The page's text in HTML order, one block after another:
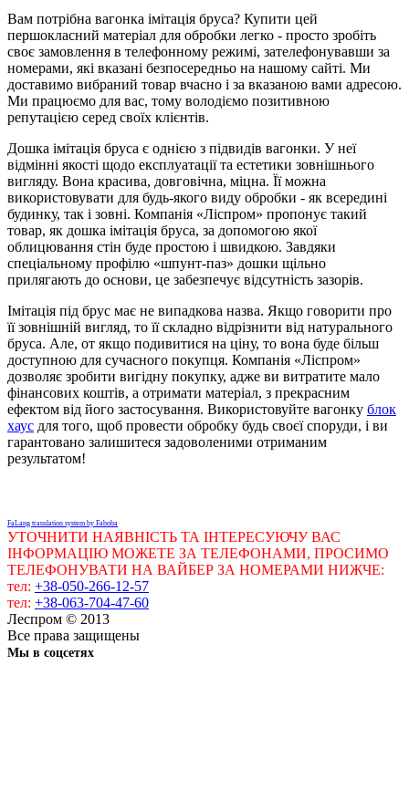
Вам потрібна вагонка імітація бруса? Купити цей
першокласний матеріал для обробки легко - просто зробіть
своє замовлення в телефонному режимі, зателефонувавши за
номерами, які вказані безпосередньо на нашому сайті. Ми
доставимо вибраний товар вчасно і за вказаною вами адресою.
Ми працюємо для вас, тому володіємо позитивною
репутацією серед своїх клієнтів.
Дошка імітація бруса є однією з підвидів вагонки. У неї
відмінні якості щодо експлуатації та естетики зовнішнього
вигляду. Вона красива, довговічна, міцна. Її можна
використовувати для будь-якого виду обробки - як всередині
будинку, так і зовні. Компанія «Ліспром» пропонує такий
товар, як дошка імітація бруса, за допомогою якої
облицювання стін буде простою і швидкою. Завдяки
спеціальному профілю «шпунт-паз» дошки щільно
прилягають до основи, це забезпечує відсутність зазорів.
Імітація під брус має не випадкова назва. Якщо говорити про
її зовнішній вигляд, то її складно відрізнити від натурального
бруса. Але, от якщо подивитися на ціну, то вона буде більш
доступною для сучасного покупця. Компанія «Ліспром»
дозволяє зробити вигідну покупку, адже ви витратите мало
фінансових коштів, а отримати матеріал, з прекрасним
ефектом від його застосування. Використовуйте вагонку блок
хаус для того, щоб провести обробку будь своєї споруди, і ви
гарантовано залишитеся задоволеними отриманим
результатом!
FaLang translation system by Faboba
УТОЧНИТИ НАЯВНІСТЬ ТА ІНТЕРЕСУЮЧУ ВАС
ІНФОРМАЦІЮ МОЖЕТЕ ЗА ТЕЛЕФОНАМИ, ПРОСИМО
ТЕЛЕФОНУВАТИ НА ВАЙБЕР ЗА НОМЕРАМИ НИЖЧЕ:
тел: +38-050-266-12-57
тел: +38-063-704-47-60
Леспром © 2013
Все права защищены
Мы в соцсетях